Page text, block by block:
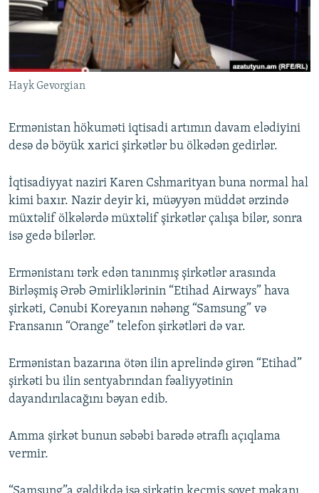
İNFOQRAFIKA
KARIKATURA
AZƏRBAYCAN ƏDƏBIYYATI KITABXANASI
İSLAM VƏ DEMOKRATIYA
İZ - MƏDƏNIYYƏT PROQRAMI
MISSIYAMIZ
PEŞƏ ETIKASI VƏ JURNALISTIKA STANDARTLARIMIZ
MATERIALLARIMIZDAN ISTIFADƏ
AZADLIQRADIOSU MOBIL TELEFONUNUZDA
XƏBƏR BÜLLETENLƏRIMIZ
BIZI IZLƏ
RFE/RL-in bütün saytları
Hayk Gevorgian
Ermənistan hökuməti iqtisadi artımın davam elədiyini
desə də böyük xarici şirkətlər bu ölkədən gedirlər.
İqtisadiyyat naziri Karen Cshmarityan buna normal hal
kimi baxır. Nazir deyir ki, müəyyən müddət ərzində
müxtəlif ölkələrdə müxtəlif şirkətlər çalışa bilər, sonra
isə gedə bilərlər.
Ermənistanı tərk edən tanınmış şirkətlər arasında
Birləşmiş Ərəb Əmirliklərinin “Etihad Airways” hava
şirkəti, Cənubi Koreyanın nəhəng “Samsung” və
Fransanın “Orange” telefon şirkətləri də var.
Ermənistan bazarına ötən ilin aprelində girən “Etihad”
şirkəti bu ilin sentyabrından fəaliyyətinin
dayandırılacağını bəyan edib.
Amma şirkət bunun səbəbi barədə ətraflı açıqlama
vermir.